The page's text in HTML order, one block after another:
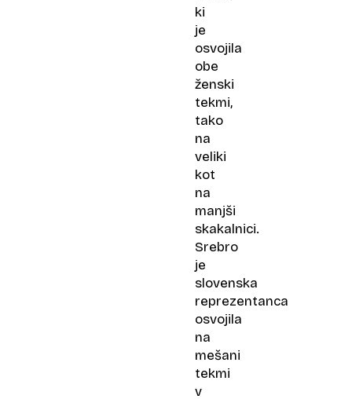
ki
je
osvojila
obe
ženski
tekmi,
tako
na
veliki
kot
na
manjši
skakalnici.
Srebro
je
slovenska
reprezentanca
osvojila
na
mešani
tekmi
v